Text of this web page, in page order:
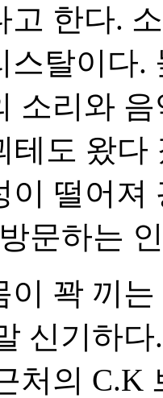
고 한다.
스탈이다.
소리와
테도 왔
이 떨어
문하는
이 꽉 끼
신기하
처의 C.K